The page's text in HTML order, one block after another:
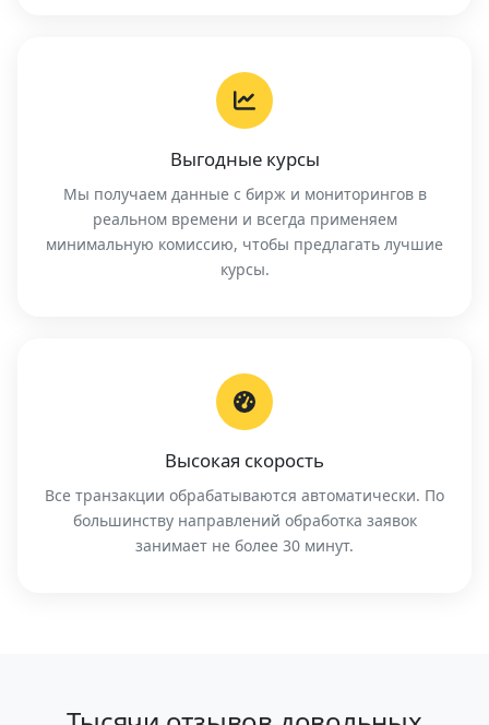
Выгодные курсы
Мы получаем данные с бирж и мониторингов в
реальном времени и всегда применяем
минимальную комиссию, чтобы предлагать лучшие
курсы.
Высокая скорость
Все транзакции обрабатываются автоматически. По
большинству направлений обработка заявок
занимает не более 30 минут.